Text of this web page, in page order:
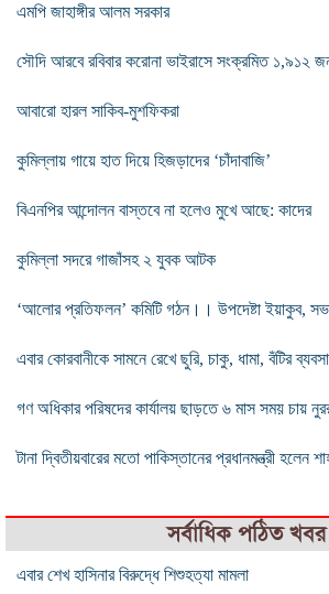
এমপি জাহাঙ্গীর আলম সরকার
সৌদি আরবে রবিবার করোনা ভাইরাসে সংক্রমিত ১,৯১২
আবারো হারল সাকিব-মুশফিকরা
কুমিল্লায় গায়ে হাত দিয়ে হিজড়াদের ‘চাঁদাবাজি’
বিএনপির আন্দোলন বাস্তবে না হলেও মুখে আছে: কাদের
কুমিল্লা সদরে গাজাঁসহ ২ যুবক আটক
‘আলোর প্রতিফলন’ কমিটি গঠন।। উপদেষ্টা ইয়াকুব,
এবার কোরবানীকে সামনে রেখে ছুরি, চাকু, ধামা, বঁটির
গণ অধিকার পরিষদের কার্যালয় ছাড়তে ৬ মাস সময় চায়
টানা দ্বিতীয়বারের মতো পাকিস্তানের প্রধানমন্ত্রী হলেন
সর্বাধিক পঠিত খবর
এবার শেখ হাসিনার বিরুদ্ধে শিশুহত্যা মামলা